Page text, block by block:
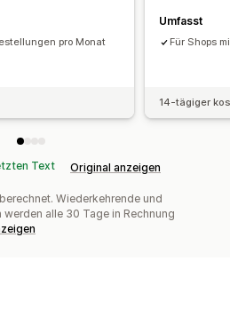
Echtzeit
pro Monat
Umfasst
Für Shops
14-tägiger
Text Original anzeigen
Wiederkehrende und
alle 30 Tage in Rechnung